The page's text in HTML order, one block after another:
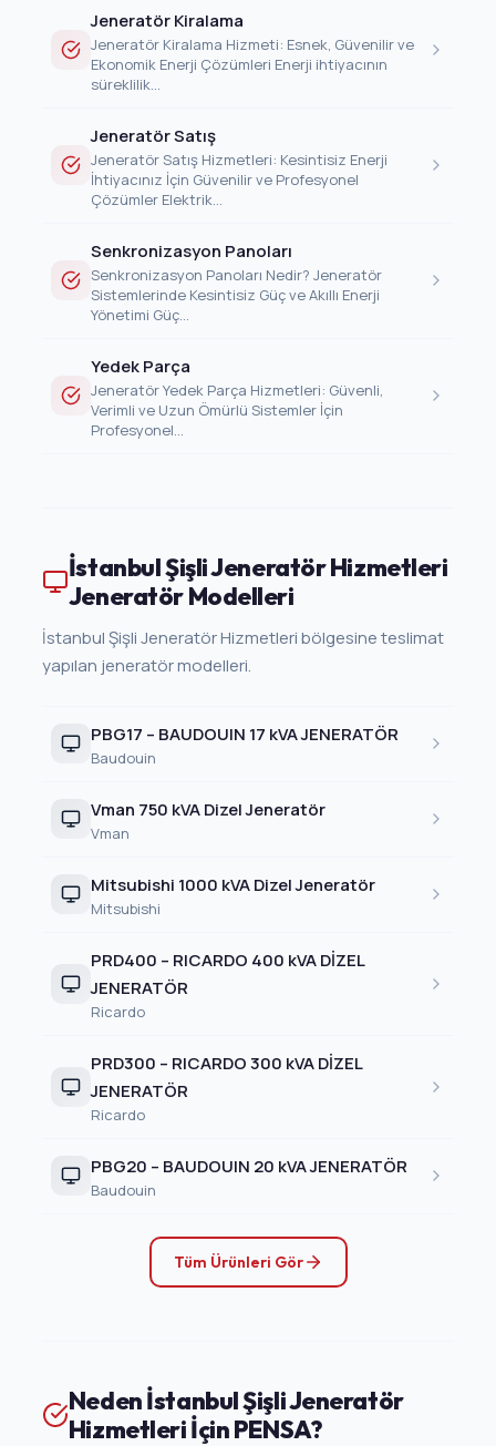
Jeneratör Kiralama
Jeneratör Kiralama Hizmeti: Esnek, Güvenilir ve
Ekonomik Enerji Çözümleri Enerji ihtiyacının
süreklilik...
Jeneratör Satış
Jeneratör Satış Hizmetleri: Kesintisiz Enerji
İhtiyacınız İçin Güvenilir ve Profesyonel
Çözümler Elektrik...
Senkronizasyon Panoları
Senkronizasyon Panoları Nedir? Jeneratör
Sistemlerinde Kesintisiz Güç ve Akıllı Enerji
Yönetimi Güç...
Yedek Parça
Jeneratör Yedek Parça Hizmetleri: Güvenli,
Verimli ve Uzun Ömürlü Sistemler İçin
Profesyonel...
İstanbul Şişli Jeneratör Hizmetleri
Jeneratör Modelleri
İstanbul Şişli Jeneratör Hizmetleri bölgesine teslimat
yapılan jeneratör modelleri.
PBG17 – BAUDOUIN 17 kVA JENERATÖR
Baudouin
Vman 750 kVA Dizel Jeneratör
Vman
Mitsubishi 1000 kVA Dizel Jeneratör
Mitsubishi
PRD400 – RICARDO 400 kVA DİZEL
JENERATÖR
Ricardo
PRD300 – RICARDO 300 kVA DİZEL
JENERATÖR
Ricardo
PBG20 – BAUDOUIN 20 kVA JENERATÖR
Baudouin
Tüm Ürünleri Gör
Neden İstanbul Şişli Jeneratör
Hizmetleri İçin PENSA?